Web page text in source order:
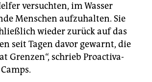
versuchten, im Wasser
Menschen aufzuhalten. Sie
wieder zurück auf das
seit Tagen davor gewarnt, die
Grenzen“, schrieb Proactiva-